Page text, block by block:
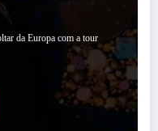
da Europa com a tour